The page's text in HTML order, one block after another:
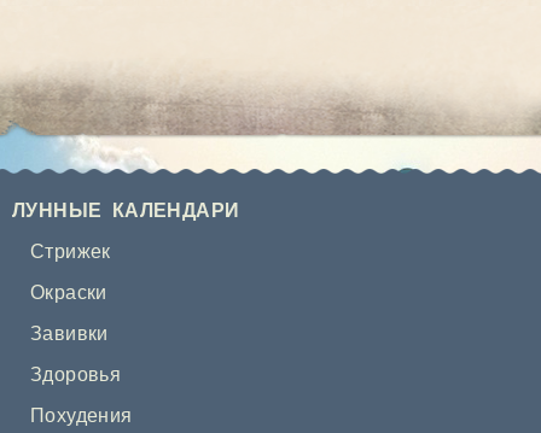
ЛУННЫЕ КАЛЕНДАРИ
Стрижек
Окраски
Завивки
Здоровья
Похудения